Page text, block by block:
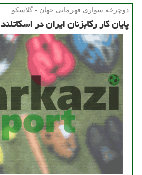
دوچرخه سواری قهرمانی جهان - گلاسكو
پایان کار رکابزنان ایران در اسکاتلند